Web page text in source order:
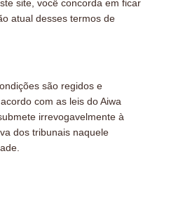
site, você concorda em ficar
atual desses termos de
são regidos e
com as leis do Aiwa
irrevogavelmente à
dos tribunais naquele